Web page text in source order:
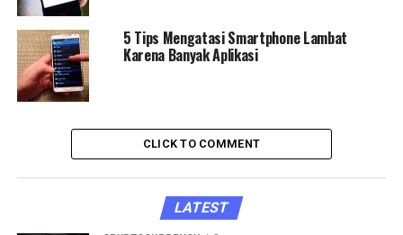
5 Tips Mengatasi Smartphone Lambat
Karena Banyak Aplikasi
CLICK TO COMMENT
LATEST